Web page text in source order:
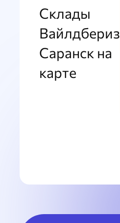
Склады
Вайлдбериз
Саранск на
карте